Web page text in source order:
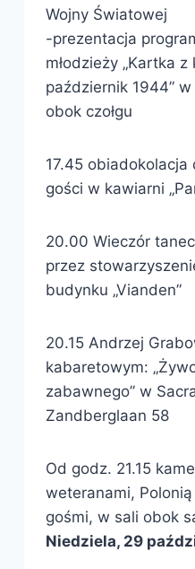
Wojny Światowej
-prezentacja
młodzieży „Kartka
październik 1944”
obok czołgu
17.45 obiadokolacja
gości w kawiarni
20.00 Wieczór
przez
budynku „Vianden”
20.15 Andrzej
kabaretowym:
zabawnego” w
Zandberglaan 58
Od godz. 21.15
weteranami,
gośmi, w sali obok
Niedziela, 29